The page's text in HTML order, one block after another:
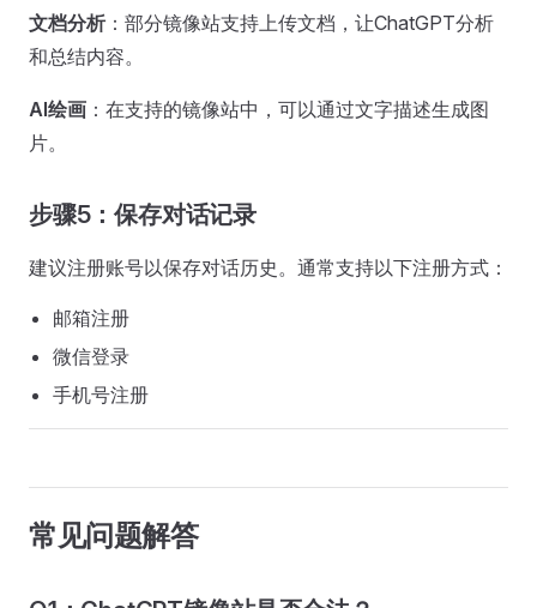
文档分析：部分镜像站支持上传文档，让ChatGPT分析
和总结内容。
AI绘画 ：在支持的镜像站中，可以通过文字描述生成图
片。
步骤5：保存对话记录
建议注册账号以保存对话历史。通常支持以下注册方式：
邮箱注册
微信登录
手机号注册
常见问题解答